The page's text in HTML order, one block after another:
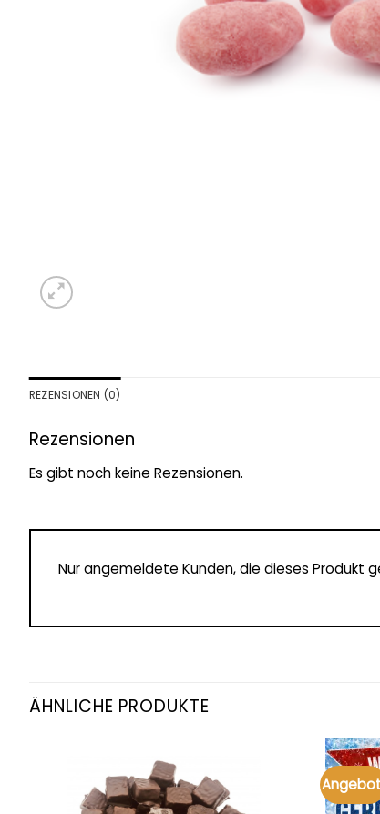
REZENSIONEN (0)
Rezensionen
Es gibt noch keine Rezensionen.
Nur angemeldete Kunden, die dieses Produkt
ÄHNLICHE PRODUKTE